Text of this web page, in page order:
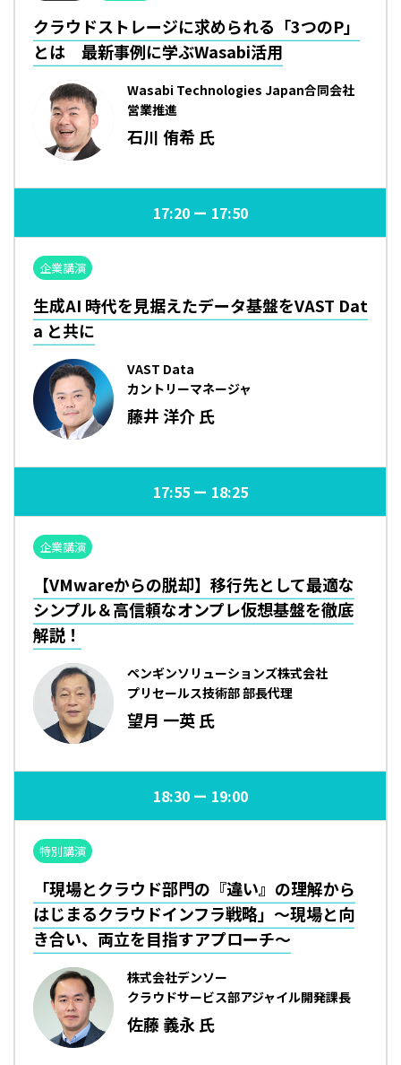
クラウドストレージに求められる「3つのP」
とは 最新事例に学ぶWasabi活用
Wasabi Technologies Japan合同会社
営業推進
石川 侑希 氏
17:20 17:50
企業講演
生成AI 時代を見据えたデータ基盤をVAST Dat
a と共に
VAST Data
カントリーマネージャ
藤井 洋介 氏
17:55 18:25
企業講演
【VMwareからの脱却】移行先として最適な
シンプル＆高信頼なオンプレ仮想基盤を徹底
解説！
ペンギンソリューションズ株式会社
プリセールス技術部 部長代理
望月 一英 氏
18:30 19:00
特別講演
「現場とクラウド部門の『違い』の理解から
はじまるクラウドインフラ戦略」～現場と向
き合い、両立を目指すアプローチ～
株式会社デンソー
クラウドサービス部アジャイル開発課長
佐藤 義永 氏